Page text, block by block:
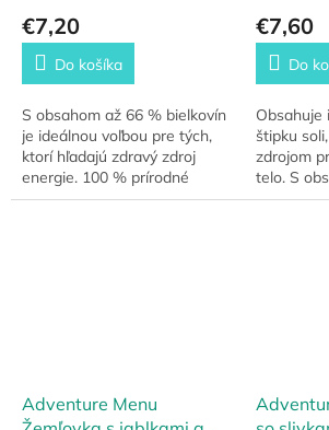
€7,20
Do košíka
S obsahom až 66 % bielkovín
je ideálnou voľbou pre tých,
ktorí hľadajú zdravý zdroj
energie. 100 % prírodné
sušené mäso, len so štipkou
€7,60
Do
Obsahuje
štipku
zdrojom
telo. S
77% sú
Adventure Menu